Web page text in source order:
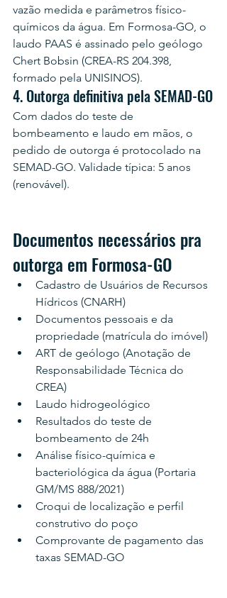
vazão medida e parâmetros físico-
químicos da água. Em Formosa-GO, o
laudo PAAS é assinado pelo geólogo
Chert Bobsin (CREA-RS 204.398,
formado pela UNISINOS).
4. Outorga definitiva pela SEMAD-GO
Com dados do teste de
bombeamento e laudo em mãos, o
pedido de outorga é protocolado na
SEMAD-GO. Validade típica: 5 anos
(renovável).
Documentos necessários pra
outorga em Formosa-GO
Cadastro de Usuários de Recursos
Hídricos (CNARH)
Documentos pessoais e da
propriedade (matrícula do imóvel)
ART de geólogo (Anotação de
Responsabilidade Técnica do
CREA)
Laudo hidrogeológico
Resultados do teste de
bombeamento de 24h
Análise físico-química e
bacteriológica da água (Portaria
GM/MS 888/2021)
Croqui de localização e perfil
construtivo do poço
Comprovante de pagamento das
taxas SEMAD-GO